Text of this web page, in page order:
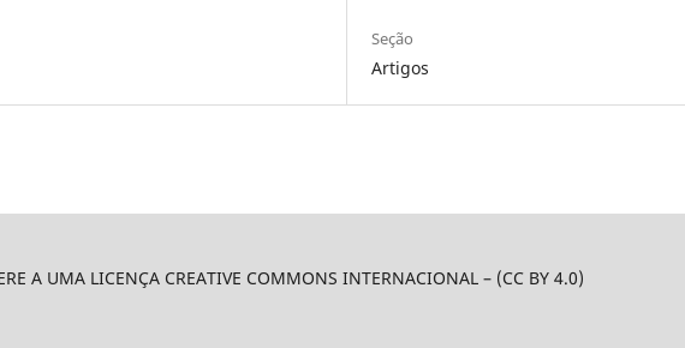
Seção
Artigos
A UMA LICENÇA CREATIVE COMMONS INTERNACIONAL – (CC BY 4.0)